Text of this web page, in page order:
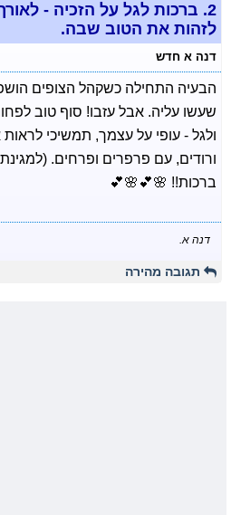
2. ברכות לגל על הזכיה -
לזהות את הטוב שבה.
דנה א חדש
הבעיה התחילה כשקהל הצופים
שעשו עליה. אבל עזבו! סוף טוב
ולגל - עופי על עצמך, תמשיכי
ורודים, עם פרפרים ופרחים.
ברכות!! 🌸💕🌸💕
דנה א.
תגובה מהירה